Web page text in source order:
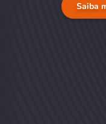
Saiba